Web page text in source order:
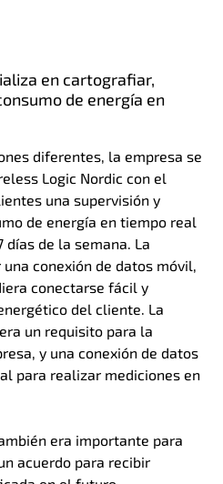
en cartografiar,
de energía en
diferentes, la empresa se
Logic Nordic con el
una supervisión y
de energía en tiempo real
días de la semana. La
conexión de datos móvil,
conectarse fácil y
del cliente. La
un requisito para la
y una conexión de datos
para realizar mediciones en
era importante para
acuerdo para recibir